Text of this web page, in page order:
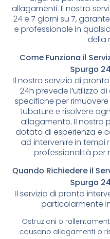
allagamenti. Il nostro
24 e 7 giorni su 7,
e professionale in
della
Come Funziona il
Spurgo
Il nostro servizio di
24h prevede l’utilizzo
specifiche per
tubature e risolvere
allagamento. Il nostro
dotato di esperienza e
ad intervenire in tempi
professionalità per
Quando Richiedere il
Spurgo
Il servizio di pronto
particolarmente
Ostruzioni o
causano allagamenti o